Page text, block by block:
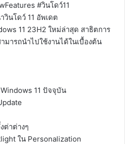
#วินโดว์11
นโดว์ 11 อัพเดต
11 23H2 ใหม่ล่าสุด สาธิตการ
ารถนำไปใช้งานได้ในเบื้องต้น
11 ปัจจุบัน
ต่าต่างๆ
ใน Personalization